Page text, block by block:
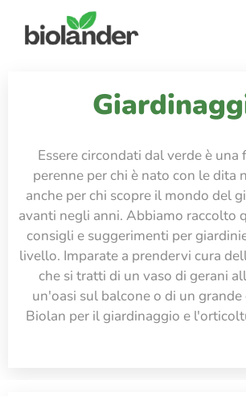
Essere circondati dal verde è una
perenne per chi è nato con le dita
anche per chi scopre il mondo del
avanti negli anni. Abbiamo raccolto
consigli e suggerimenti per
livello. Imparate a prendervi cura
che si tratti di un vaso di gerani
un'oasi sul balcone o di un
Biolan per il giardinaggio e